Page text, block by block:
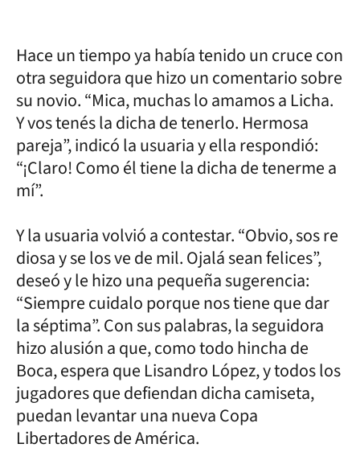
Hace un tiempo ya había tenido un cruce con
otra seguidora que hizo un comentario sobre
su novio. “Mica, muchas lo amamos a Licha.
Y vos tenés la dicha de tenerlo. Hermosa
pareja”, indicó la usuaria y ella respondió:
“¡Claro! Como él tiene la dicha de tenerme a
mí”.
Y la usuaria volvió a contestar. “Obvio, sos re
diosa y se los ve de mil. Ojalá sean felices”,
deseó y le hizo una pequeña sugerencia:
“Siempre cuidalo porque nos tiene que dar
la séptima”. Con sus palabras, la seguidora
hizo alusión a que, como todo hincha de
Boca, espera que Lisandro López, y todos los
jugadores que defiendan dicha camiseta,
puedan levantar una nueva Copa
Libertadores de América.